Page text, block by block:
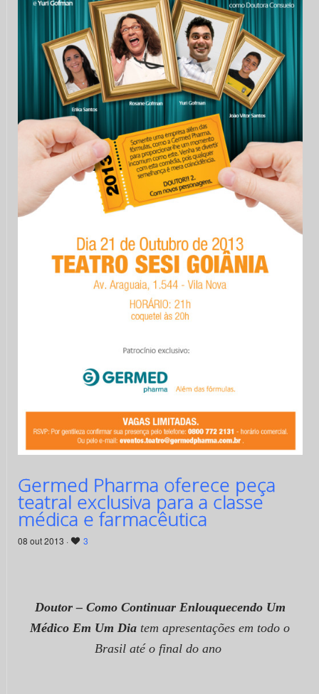
Germed Pharma oferece peça
teatral exclusiva para a classe
médica e farmacêutica
08 out 2013 · 3
Doutor – Como Continuar Enlouquecendo Um
Médico Em Um Dia tem apresentações em todo o
Brasil até o final do ano